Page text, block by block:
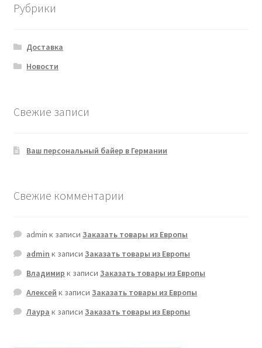
Рубрики
Доставка
Новости
Свежие записи
Ваш персональный байер в Германии
Свежие комментарии
admin к записиЗаказать товары из Европы
admin к записиЗаказать товары из Европы
Владимир к записиЗаказать товары из Европы
Алексей к записиЗаказать товары из Европы
Лаура к записиЗаказать товары из Европы